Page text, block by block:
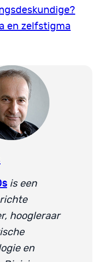
en zelfstigma
is een
hoogleraar
en